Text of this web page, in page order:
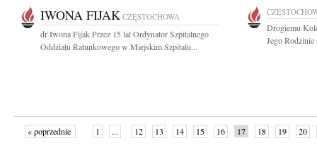
IWONA FIJAK CZĘSTOCHOWA
dr Iwona Fijak Przez 15 lat Ordynator Szpitalnego
Oddziału Ratunkowego w Miejskim Szpitalu...
Drogiemu
Jego Rodzinie
« poprzednie 1 ... 12 13 14 15 16 17 18 19
20